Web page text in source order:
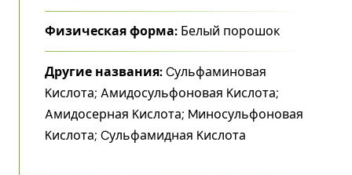
Физическая форма: Белый порошок
Другие названия:Cульфаминовая
Kислота; Aмидосульфоновая Kислота;
Aмидосерная Kислота; Mиносульфоновая
Kислота; Cульфамидная Kислота